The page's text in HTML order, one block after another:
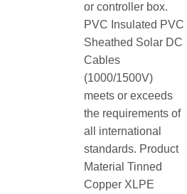
or controller box.
PVC Insulated PVC
Sheathed Solar DC
Cables
(1000/1500V)
meets or exceeds
the requirements of
all international
standards. Product
Material Tinned
Copper XLPE